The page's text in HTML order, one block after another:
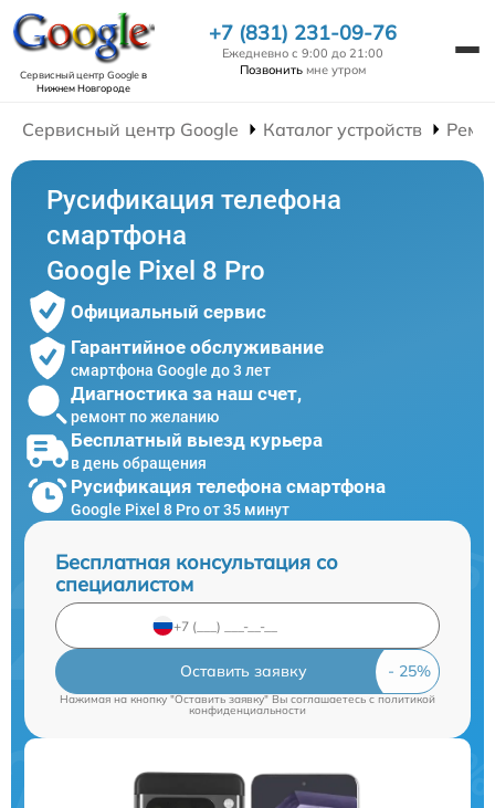
Сервисный центр Googleв
Нижнем Новгороде
+7 (831) 231-09-76
Ежедневно с 9:00 до 21:00
Позвонить мне утром
Сервисный центр Google Каталог устройств
Русификация телефона
смартфона
Google Pixel 8 Pro
Официальный сервис
Гарантийное обслуживание
смартфона Google до 3 лет
Диагностика за наш счет,
ремонт по желанию
Бесплатный выезд курьера
в день обращения
Русификация телефона смартфона
Google Pixel 8 Pro от 35 минут
Бесплатная консультация со
специалистом
Оставить заявку
Нажимая на кнопку "Оставить заявку" Вы соглашаетесь c политикой
конфиденциальности